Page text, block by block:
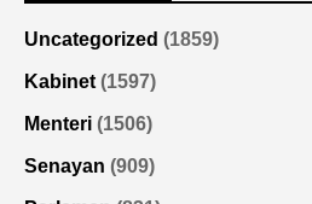
Uncategorized (1859)
Kabinet (1597)
Menteri (1506)
Senayan (909)